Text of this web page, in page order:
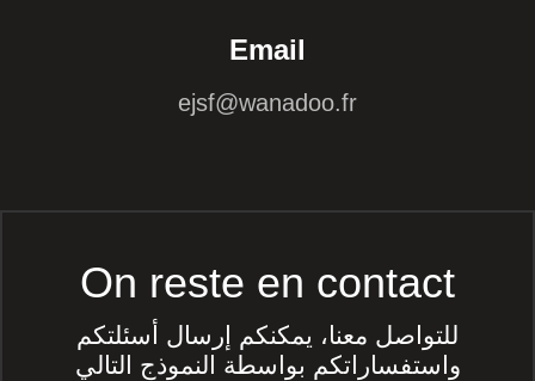
Email
ejsf@wanadoo.fr
On reste en contact
للتواصل معنا، يمكنكم إرسال أسئلتكم
واستفساراتكم بواسطة النموذج التالي